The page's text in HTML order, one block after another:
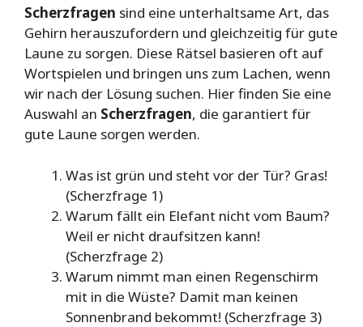
Scherzfragen sind eine unterhaltsame Art, das
Gehirn herauszufordern und gleichzeitig für gute
Laune zu sorgen. Diese Rätsel basieren oft auf
Wortspielen und bringen uns zum Lachen, wenn
wir nach der Lösung suchen. Hier finden Sie eine
Auswahl an Scherzfragen, die garantiert für
gute Laune sorgen werden.
Was ist grün und steht vor der Tür? Gras!
(Scherzfrage 1)
Warum fällt ein Elefant nicht vom Baum?
Weil er nicht draufsitzen kann!
(Scherzfrage 2)
Warum nimmt man einen Regenschirm
mit in die Wüste? Damit man keinen
Sonnenbrand bekommt! (Scherzfrage 3)